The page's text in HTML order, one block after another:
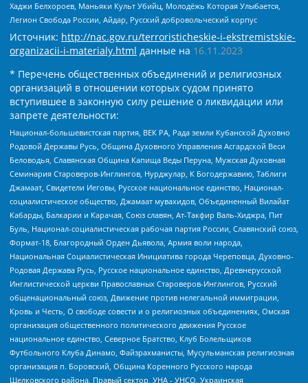
Хаджи Белхороев, Маньяки Культ Убийц, Молодёжь Которая Улыбается,
Легион Свобода России, Айдар, Русский добровольческий корпус
Источник: http://nac.gov.ru/terroristicheskie-i-ekstremistskie-
organizacii-i-materialy.html данные на 16.11.2023
* Перечень общественных объединений и религиозных
организаций в отношении которых судом принято
вступившее в законную силу решение о ликвидации или
запрете деятельности:
Национал-большевистская партия, ВЕК РА, Рада земли Кубанской Духовно
Родовой Державы Русь, Община Духовного Управления Асгардской Веси
Беловодья, Славянская Община Капища Веды Перуна, Мужская Духовная
Семинария Староверов-Инглингов, Нурджулар, К Богодержавию, Таблиги
Джамаат, Свидетели Иеговы, Русское национальное единство, Национал-
социалистическое общество, Джамаат мувахидов, Объединенный Вилайат
Кабарды, Балкарии и Карачая, Союз славян, Ат-Такфир Валь-Хиджра, Пит
Буль, Национал-социалистическая рабочая партия России, Славянский союз,
Формат-18, Благородный Орден Дьявола, Армия воли народа,
Национальная Социалистическая Инициатива города Череповца, Духовно-
Родовая Держава Русь, Русское национальное единство, Древнерусской
Инглистической церкви Православных Староверов-Инглингов, Русский
общенациональный союз, Движение против нелегальной иммиграции,
Кровь и Честь, О свободе совести и о религиозных объединениях, Омская
организация общественного политического движения Русское
национальное единство, Северное Братство, Клуб Болельщиков
Футбольного Клуба Динамо, Файзрахманисты, Мусульманская религиозная
организация п. Боровский, Община Коренного Русского народа
Щелковского района, Правый сектор, УНА - УНСО, Украинская